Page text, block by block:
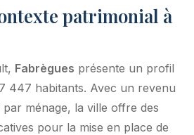
patrimonial à
Fabrègues présente un profil
447 habitants. Avec un revenu
par ménage, la ville offre des
pour la mise en place de